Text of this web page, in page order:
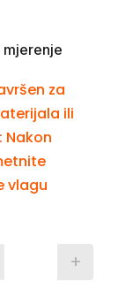
mjerenje
za
ili
Nakon
vlagu
+